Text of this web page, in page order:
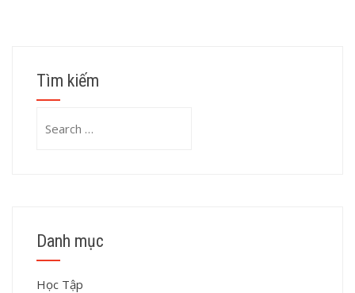
Tìm kiếm
Danh mục
Học Tập